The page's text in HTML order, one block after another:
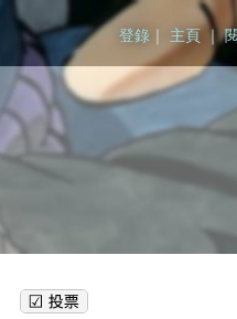
登錄 ｜ 主頁｜